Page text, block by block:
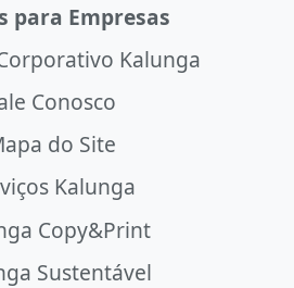
para Empresas
Kalunga
Conosco
do Site
Kalunga
Copy&Print
Sustentável